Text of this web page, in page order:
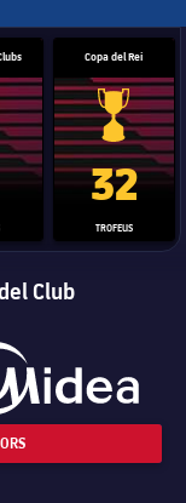
del Mundial de Clubs
Copa del Rei
Copa del
32
TROFEUS
Club